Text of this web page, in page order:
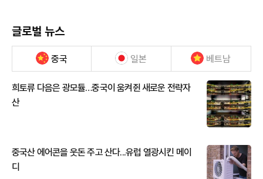
글로벌 뉴스
중국 일본 베트남
희토류 다음은 광모듈…중국이 움켜쥔 새로운 전략자
산
중국산 에어콘을 웃돈 주고 산다...유럽 열광시킨 메이
디